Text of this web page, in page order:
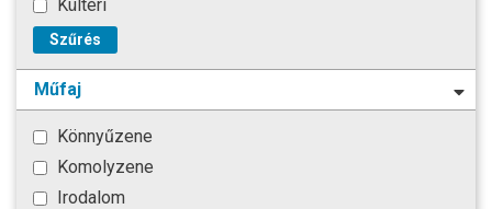
Kültéri
Szűrés
Műfaj
Könnyűzene
Komolyzene
Irodalom